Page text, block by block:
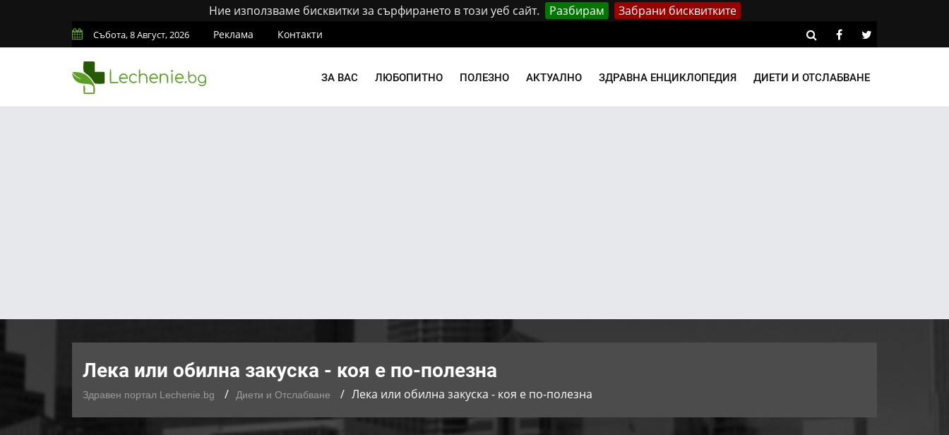
Ние използваме бисквитки за сърфирането в този уеб сайт. Разбирам Забрани бисквитките
Събота, 8 Август, 2026 Реклама Контакти
ЗА ВАС ЛЮБОПИТНО ПОЛЕЗНО АКТУАЛНО ЗДРАВНА ЕНЦИКЛОПЕДИЯ ДИЕТИ И ОТСЛАБВАНЕ
Лека или обилна закуска - коя е по-полезна
Здравен портал Lechenie.bg Диети и Отслабване Лека или обилна закуска - коя е по-полезна